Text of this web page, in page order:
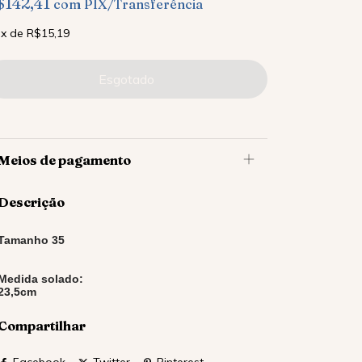
com PIX/Transferência
x de R$15,19
de pagamento
35
solado: